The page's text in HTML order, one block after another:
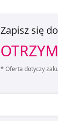
Zapisz się
* Oferta dotyczy